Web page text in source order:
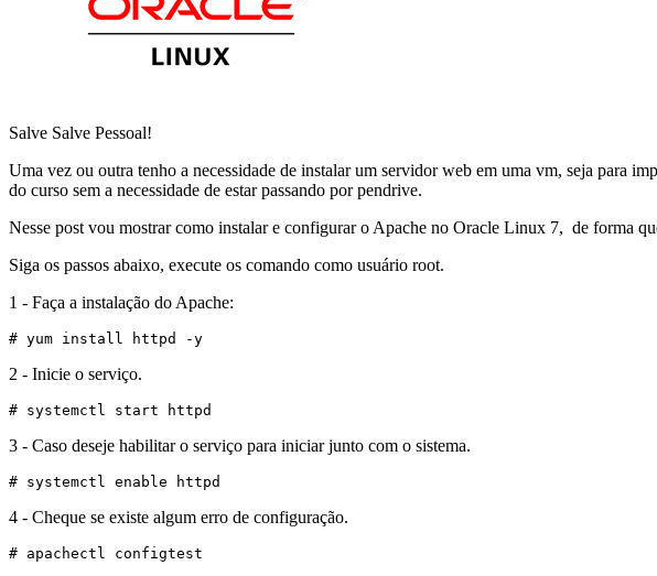
Salve Salve Pessoal!
Uma vez ou outra tenho a necessidade de instalar um servidor web em uma vm, seja para
do curso sem a necessidade de estar passando por pendrive.
Nesse post vou mostrar como instalar e configurar o Apache no Oracle Linux 7, de forma
Siga os passos abaixo, execute os comando como usuário root.
1 - Faça a instalação do Apache:
# yum install httpd -y
2 - Inicie o serviço.
# systemctl start httpd
3 - Caso deseje habilitar o serviço para iniciar junto com o sistema.
# systemctl enable httpd
4 - Cheque se existe algum erro de configuração.
# apachectl configtest